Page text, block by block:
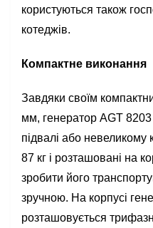
користуються також
котеджів.
Компактне виконання
Завдяки своїм
мм, генератор AGT 8203
підвалі або невеликому
87 кг і розташовані на
зробити його
зручною. На корпусі
розташовується